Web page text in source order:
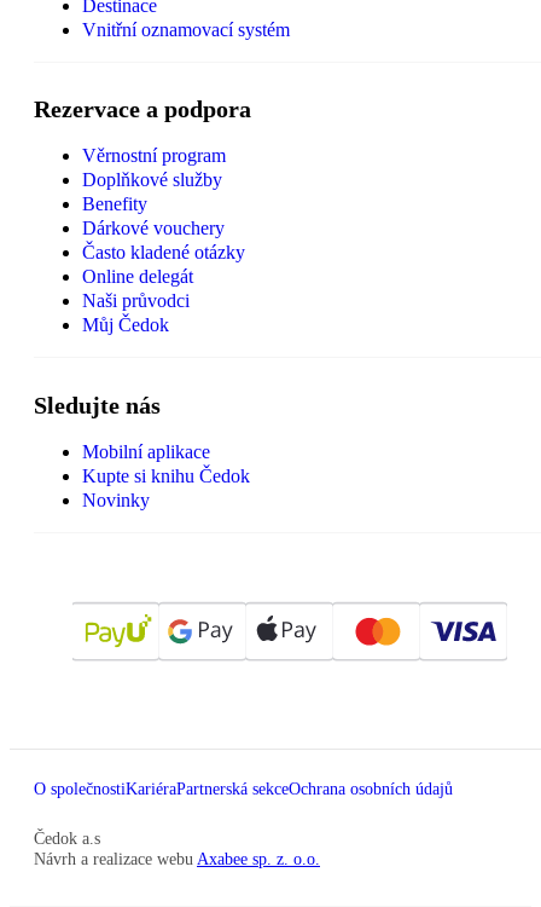
Destinace
Vnitřní oznamovací systém
Rezervace a podpora
Věrnostní program
Doplňkové služby
Benefity
Dárkové vouchery
Často kladené otázky
Online delegát
Naši průvodci
Můj Čedok
Sledujte nás
Mobilní aplikace
Kupte si knihu Čedok
Novinky
O společnostiKariéraPartnerská sekceOchrana osobních údajů
Čedok a.s
Návrh a realizace webu Axabee sp. z. o.o.